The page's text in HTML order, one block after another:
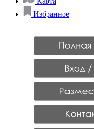
Избранное